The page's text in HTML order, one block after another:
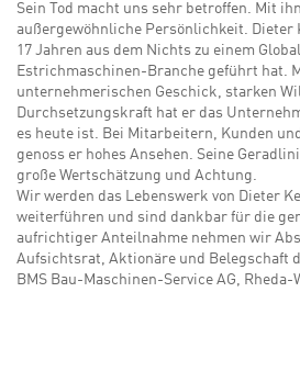
Sein Tod macht uns sehr betroffen. Mit
außergewöhnliche Persönlichkeit. Dieter
17 Jahren aus dem Nichts zu einem
Estrichmaschinen-Branche geführt hat.
unternehmerischen Geschick, starken
Durchsetzungskraft hat er das
es heute ist. Bei Mitarbeitern, Kunden
genoss er hohes Ansehen. Seine
große Wertschätzung und Achtung.
Wir werden das Lebenswerk von Dieter
weiterführen und sind dankbar für die
aufrichtiger Anteilnahme nehmen wir
Aufsichtsrat, Aktionäre und Belegschaft
BMS Bau-Maschinen-Service AG,